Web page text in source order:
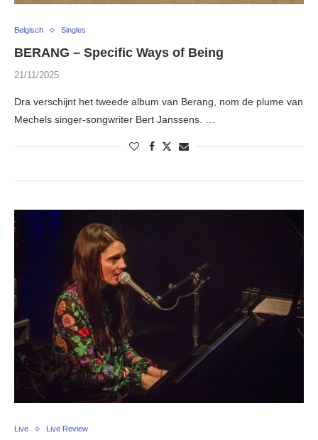
Belgisch Singles
BERANG – Specific Ways of Being
21/11/2025
Dra verschijnt het tweede album van Berang, nom de plume van
Mechels singer-songwriter Bert Janssens. …
Live Live Review